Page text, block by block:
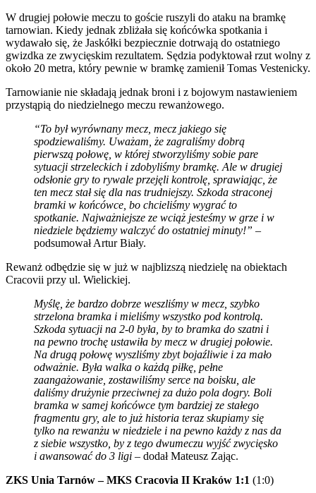
W drugiej połowie meczu to goście ruszyli do ataku na bramkę
tarnowian. Kiedy jednak zbliżała się końcówka spotkania i
wydawało się, że Jaskółki bezpiecznie dotrwają do ostatniego
gwizdka ze zwycięskim rezultatem. Sędzia podyktował rzut wolny z
około 20 metra, który pewnie w bramkę zamienił Tomas Vestenicky.
Tarnowianie nie składają jednak broni i z bojowym nastawieniem
przystąpią do niedzielnego meczu rewanżowego.
“To był wyrównany mecz, mecz jakiego się
spodziewaliśmy. Uważam, że zagraliśmy dobrą
pierwszą połowę, w której stworzyliśmy sobie pare
sytuacji strzeleckich i zdobyliśmy bramkę. Ale w drugiej
odsłonie gry to rywale przejęli kontrolę, sprawiając, że
ten mecz stał się dla nas trudniejszy. Szkoda straconej
bramki w końcówce, bo chcieliśmy wygrać to
spotkanie. Najważniejsze ze wciąż jesteśmy w grze i w
niedziele będziemy walczyć do ostatniej minuty!” –
podsumował Artur Biały.
Rewanż odbędzie się w już w najblizszą niedzielę na obiektach
Cracovii przy ul. Wielickiej.
Myślę, że bardzo dobrze weszliśmy w mecz, szybko
strzelona bramka i mieliśmy wszystko pod kontrolą.
Szkoda sytuacji na 2-0 była, by to bramka do szatni i
na pewno trochę ustawiła by mecz w drugiej połowie.
Na drugą połowę wyszliśmy zbyt bojaźliwie i za mało
odważnie. Była walka o każdą piłkę, pełne
zaangażowanie, zostawiliśmy serce na boisku, ale
daliśmy drużynie przeciwnej za dużo pola dogry. Boli
bramka w samej końcówce tym bardziej ze stałego
fragmentu gry, ale to już historia teraz skupiamy się
tylko na rewanżu w niedziele i na pewno każdy z nas da
z siebie wszystko, by z tego dwumeczu wyjść zwycięsko
i awansować do 3 ligi – dodał Mateusz Zając.
ZKS Unia Tarnów – MKS Cracovia II Kraków 1:1 (1:0)